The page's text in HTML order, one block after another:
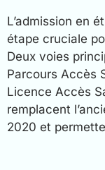
L’admission en
étape cruciale
Deux voies
Parcours Accès
Licence Accès
remplacent
2020 et